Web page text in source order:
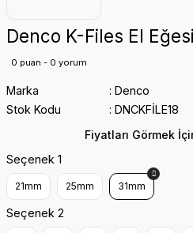
Denco K-Files El
0 puan - 0 yorum
Marka
Denco
Stok Kodu
DNCKFİLE18
Fiyatları Görmek
Seçenek 1
21mm 25mm 31mm
Seçenek 2